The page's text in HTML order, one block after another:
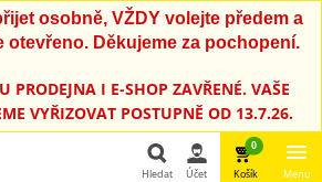
osobně, VŽDY volejte předem a
otevřeno. Děkujeme za pochopení.
PRODEJNA I E-SHOP ZAVŘENÉ. VAŠE
VYŘIZOVAT POSTUPNĚ OD 13.7.26.
Hledat Účet
0
Košík Menu